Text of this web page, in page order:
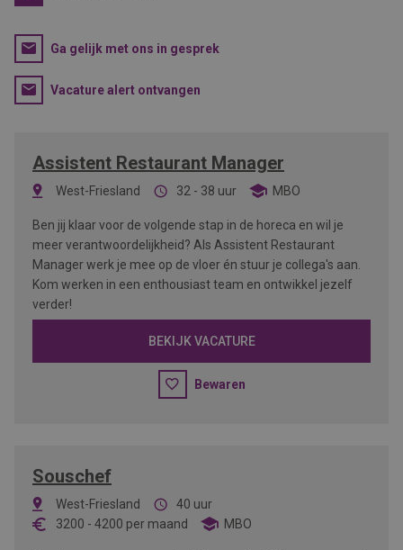
Ga gelijk met ons in gesprek
Vacature alert ontvangen
Assistent Restaurant Manager
West-Friesland 32 - 38 uur MBO
Ben jij klaar voor de volgende stap in de horeca en wil je
meer verantwoordelijkheid? Als Assistent Restaurant
Manager werk je mee op de vloer én stuur je collega's aan.
Kom werken in een enthousiast team en ontwikkel jezelf
verder!
BEKIJK VACATURE
Bewaren
Souschef
West-Friesland
40 uur
3200 - 4200 per maand MBO